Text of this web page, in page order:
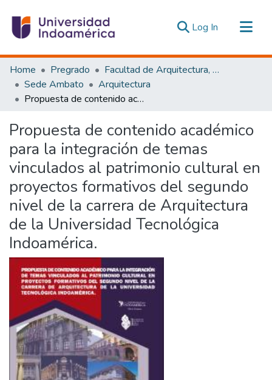
Log In (current)
Communities & Collections
All of DSpace
Statistics
Home Pregrado
Facultad de Arquitectura, Artes y Diseño
Sede Ambato
Arquitectura
Propuesta de contenido académico para la integración de temas vinculados al patrimonio cultural en proyectos formativos del segundo nivel de la carrera de Arquitectura de la Universidad Tecnológica Indoamérica.
Propuesta de contenido académico
para la integración de temas
vinculados al patrimonio cultural en
proyectos formativos del segundo
nivel de la carrera de Arquitectura
de la Universidad Tecnológica
Indoamérica.